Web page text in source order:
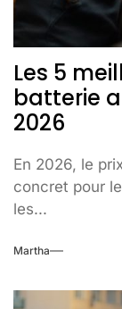
Les 5
batterie
2026
En 2026, le
concret pour
les...
Martha